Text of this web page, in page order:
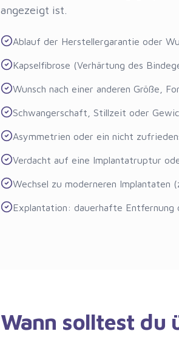
angezeigt ist.
Ablauf der Herstellergarantie oder
Kapselfibrose (Verhärtung des
Wunsch nach einer anderen Größe,
Schwangerschaft, Stillzeit oder
Asymmetrien oder ein nicht
Verdacht auf eine Implantatruptur
Wechsel zu moderneren Implantaten
Explantation: dauerhafte Entfernung
Wann solltest du